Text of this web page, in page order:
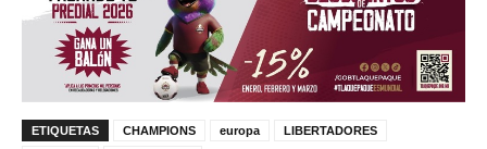
ETIQUETAS CHAMPIONS europa
LIBERTADORES